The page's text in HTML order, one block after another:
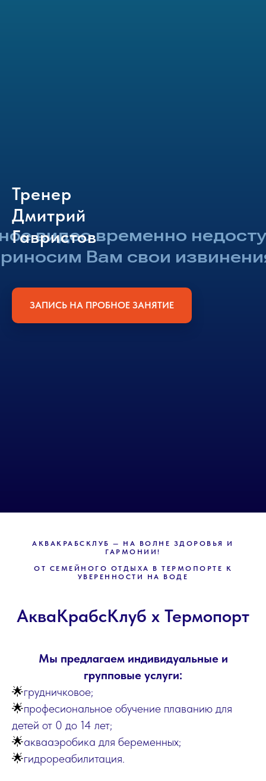
Тренер
Дмитрий
Гавристов
ЗАПИСЬ НА ПРОБНОЕ ЗАНЯТИЕ
АКВАКРАБСКЛУБ — НА ВОЛНЕ ЗДОРОВЬЯ И
ГАРМОНИИ!
ОТ СЕМЕЙНОГО ОТДЫХА В ТЕРМОПОРТЕ К
УВЕРЕННОСТИ НА ВОДЕ
АкваКрабсКлуб х Термопорт
Мы предлагаем индивидуальные и
групповые услуги:
🌟грудничковое;
🌟професиональное обучение плаванию для
детей от 0 до 14 лет;
🌟аквааэробика для беременных;
🌟гидрореабилитация.